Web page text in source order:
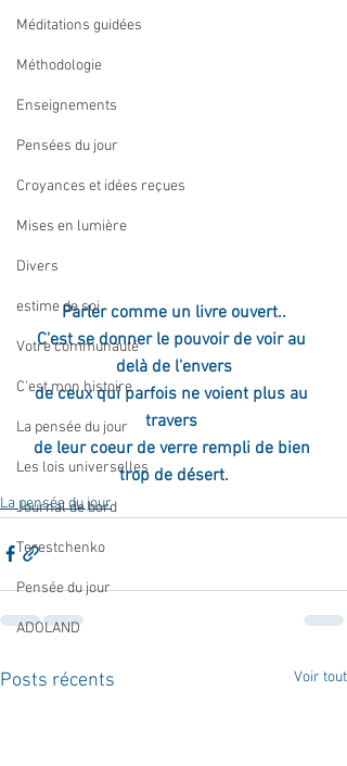
Méditations guidées
Méthodologie
Enseignements
Pensées du jour
Croyances et idées reçues
Mises en lumière
Divers
estime de soi
Votre communauté
C'est mon histoire
La pensée du jour
Les lois universelles
Journal de bord
Terestchenko
Pensée du jour
ADOLAND
Parler comme un livre ouvert..
C'est se donner le pouvoir de voir au
delà de l'envers
de ceux qui parfois ne voient plus au
travers
de leur coeur de verre rempli de bien
trop de désert.
La pensée du jour
Posts récents Voir tout